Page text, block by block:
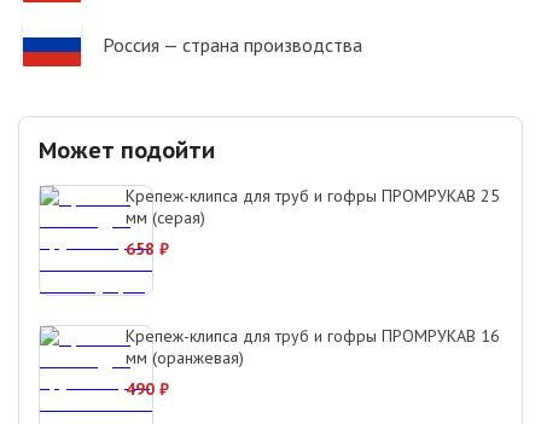
Россия — страна производства
Может подойти
Крепеж-клипса для труб и гофры ПРОМРУКАВ 25
мм (серая)
658 ₽
Крепеж-клипса для труб и гофры ПРОМРУКАВ 16
мм (оранжевая)
490 ₽